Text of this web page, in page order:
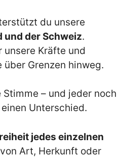
du unsere
und der Schweiz.
unsere Kräfte und
Grenzen hinweg.
– und jeder noch
Unterschied.
jedes einzelnen
Art, Herkunft oder